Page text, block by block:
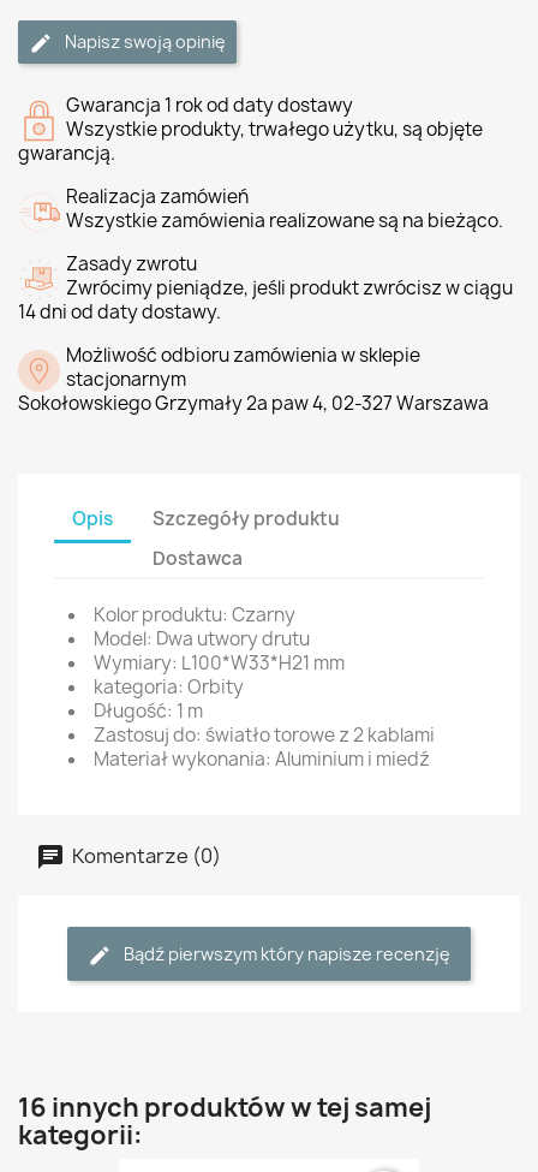
Napisz swoją opinię
Gwarancja 1 rok od daty dostawy
Wszystkie produkty, trwałego użytku, są objęte
gwarancją.
Realizacja zamówień
Wszystkie zamówienia realizowane są na bieżąco.
Zasady zwrotu
Zwrócimy pieniądze, jeśli produkt zwrócisz w ciągu
14 dni od daty dostawy.
Możliwość odbioru zamówienia w sklepie
stacjonarnym
Sokołowskiego Grzymały 2a paw 4, 02-327 Warszawa
Opis
Szczegóły produktu
Dostawca
Kolor produktu: Czarny
Model: Dwa utwory drutu
Wymiary: L100*W33*H21 mm
kategoria: Orbity
Długość: 1 m
Zastosuj do: światło torowe z 2 kablami
Materiał wykonania: Aluminium i miedź
Komentarze (0)
Bądź pierwszym który napisze recenzję
16 innych produktów w tej samej
kategorii: